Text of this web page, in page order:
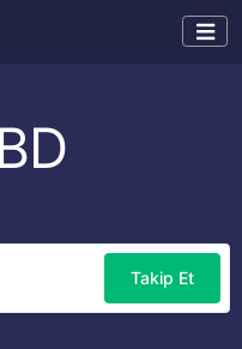
Takip Et